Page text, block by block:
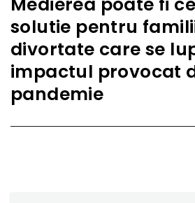
Next
post:
solutie pentru
divortate care se
impactul provocat
pandemie